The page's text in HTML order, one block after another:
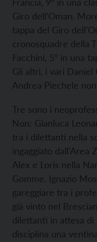
Giro dell’Oman.
tappa del Giro
cronosquadre della
Facchini, 5° in una
Gli altri, i vari Daniel
Andrea Piechele
Tre sono i
Non: Gianluca
tra i dilettanti nella
ingaggiato dall’Area
Alex e Loris nella
Gomme. Ignazio
gareggiare tra i
già vinto nel
dilettanti in attesa di
disciplina una